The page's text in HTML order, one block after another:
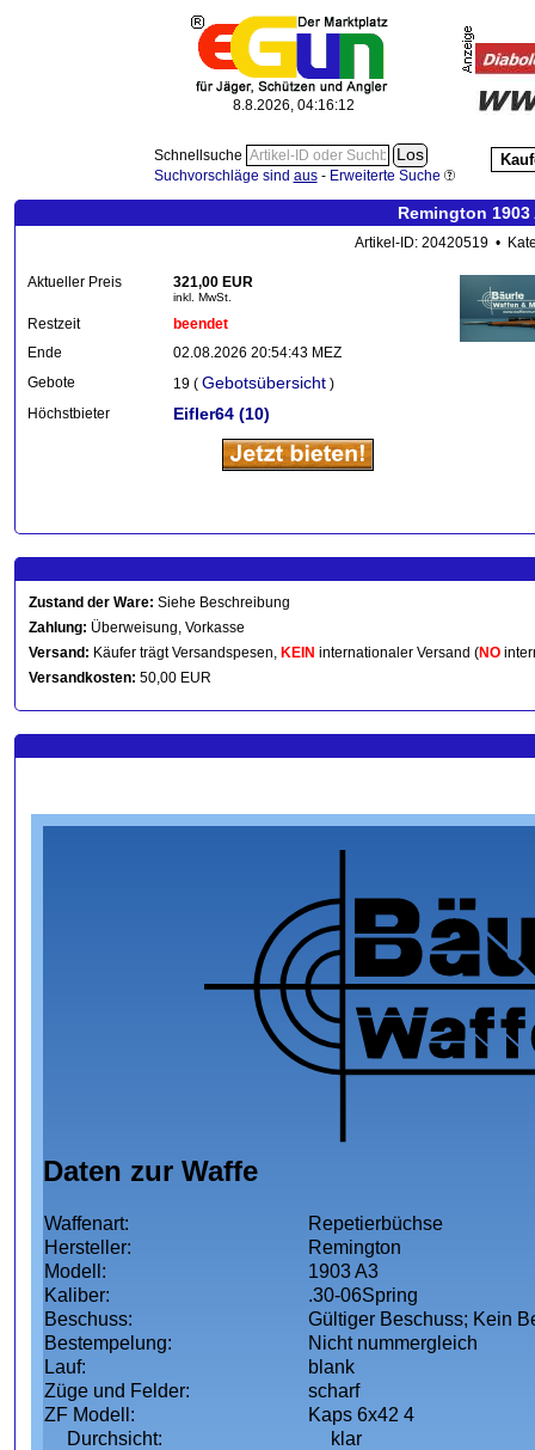
8.8.2026, 04:16:14
Schnellsuche
Suchvorschläge sind aus- Erweiterte Suche
Remington
Artikel-ID: 20420519 •
Aktueller Preis 321,00 EUR
inkl. MwSt.
Restzeit
beendet
Ende
02.08.2026 20:54:43 MEZ
Gebote
19 ( Gebotsübersicht )
Höchstbieter
Eifler64 (10)
Zustand der Ware: Siehe Beschreibung
Zahlung: Überweisung, Vorkasse
Versand: Käufer trägt Versandspesen, KEIN internationaler Versand (NO
Versandkosten: 50,00 EUR
Daten zur Waffe
Waffenart:
Repetierbüchse
Hersteller:
Remington
Modell:
1903 A3
Kaliber:
.30-06Spring
Beschuss:
Gültiger Beschuss; Kein
Bestempelung:
Nicht nummergleich
Lauf:
blank
Züge und Felder:
scharf
ZF Modell:
Kaps 6x42 4
Durchsicht:
klar